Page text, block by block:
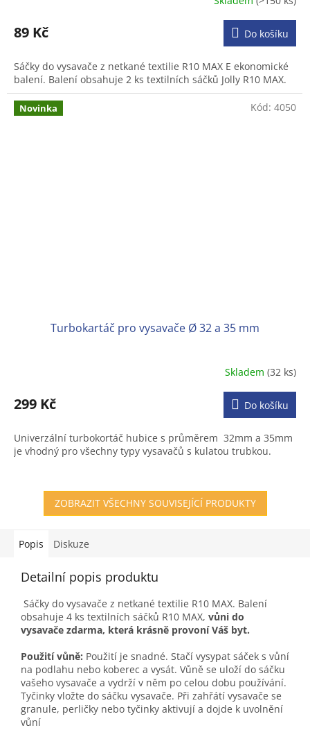
89 Kč Do košíku
Sáčky do vysavače z netkané textilie R10 MAX E ekonomické
balení. Balení obsahuje 2 ks textilních sáčků Jolly R10 MAX.
Novinka
Turbokartáč pro vysavače Ø 32 a 35 mm
produktu
je
z
5
Skladem(32 ks)
299 Kč Do košíku
Univerzální turbokortáč hubice s průměrem 32mm a 35mm
je vhodný pro všechny typy vysavačů s kulatou trubkou.
Kód: 4050
ZOBRAZIT VŠECHNY SOUVISEJÍCÍ PRODUKTY
Popis Diskuze
Detailní popis produktu
Sáčky do vysavače z netkané textilie R10 MAX. Balení
obsahuje 4 ks textilních sáčků R10 MAX, vůni do
vysavače zdarma, která krásně provoní Váš byt.
Použití vůně: Použití je snadné. Stačí vysypat sáček s vůní
na podlahu nebo koberec a vysát. Vůně se uloží do sáčku
vašeho vysavače a vydrží v něm po celou dobu používání.
Tyčinky vložte do sáčku vysavače. Při zahřátí vysavače se
granule, perličky nebo tyčinky aktivují a dojde k uvolnění
vůní